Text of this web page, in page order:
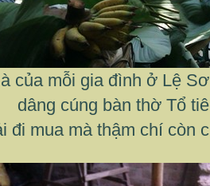
của mỗi gia đình ở Lệ
dâng cúng bàn thờ Tổ
đi mua mà thậm chí còn